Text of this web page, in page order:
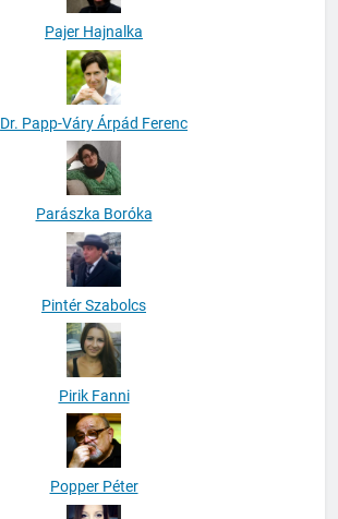
Pajer Hajnalka
Dr. Papp-Váry Árpád Ferenc
Parászka Boróka
Pintér Szabolcs
Pirik Fanni
Popper Péter